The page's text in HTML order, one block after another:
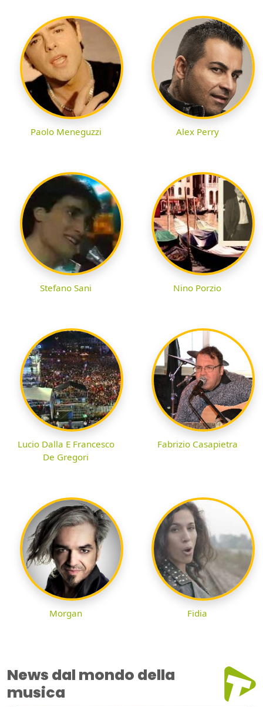
Paolo Meneguzzi Alex Perry
Stefano Sani Nino Porzio
Lucio Dalla E Francesco
De Gregori
Fabrizio Casapietra
Morgan Fidia
News dal mondo della
musica